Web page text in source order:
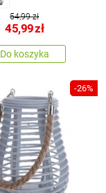
54,99 zł
45,99zł
Do koszyka
-26%